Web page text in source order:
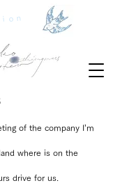
of the company I’m
where is on the
drive for us.